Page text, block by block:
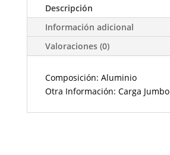
Descripción
Información adicional
Valoraciones (0)
Composición: Aluminio
Otra Información: Carga Jumbo